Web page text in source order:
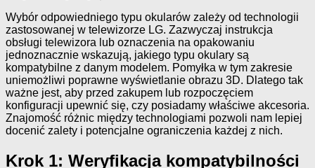
Wybór odpowiedniego typu okularów zależy od technologii
zastosowanej w telewizorze LG. Zazwyczaj instrukcja
obsługi telewizora lub oznaczenia na opakowaniu
jednoznacznie wskazują, jakiego typu okulary są
kompatybilne z danym modelem. Pomyłka w tym zakresie
uniemożliwi poprawne wyświetlanie obrazu 3D. Dlatego tak
ważne jest, aby przed zakupem lub rozpoczęciem
konfiguracji upewnić się, czy posiadamy właściwe akcesoria.
Znajomość różnic między technologiami pozwoli nam lepiej
docenić zalety i potencjalne ograniczenia każdej z nich.
Krok 1: Weryfikacja kompatybilności